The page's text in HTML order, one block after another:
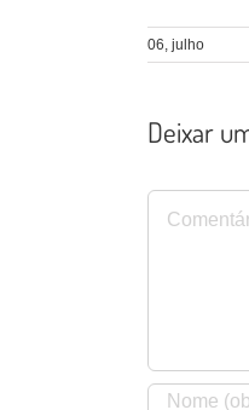
06, julho
Deixar
Comentário